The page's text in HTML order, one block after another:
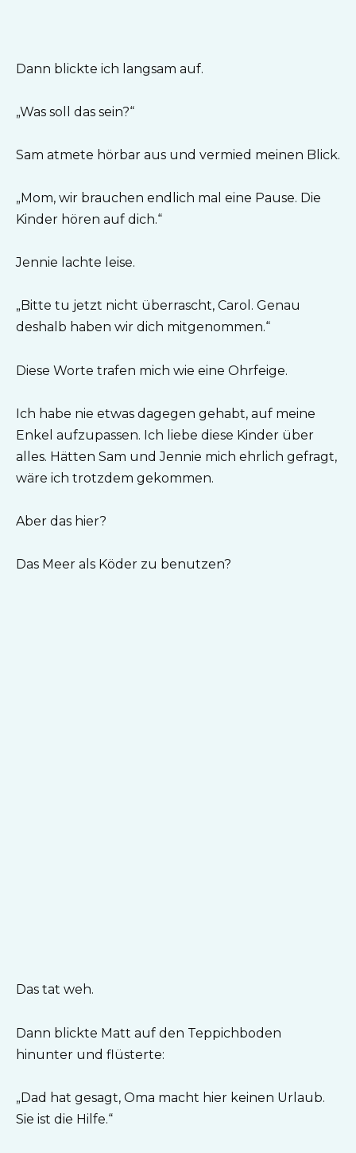
Dann blickte ich langsam auf.
„Was soll das sein?“
Sam atmete hörbar aus und vermied meinen Blick.
„Mom, wir brauchen endlich mal eine Pause. Die
Kinder hören auf dich.“
Jennie lachte leise.
„Bitte tu jetzt nicht überrascht, Carol. Genau
deshalb haben wir dich mitgenommen.“
Diese Worte trafen mich wie eine Ohrfeige.
Ich habe nie etwas dagegen gehabt, auf meine
Enkel aufzupassen. Ich liebe diese Kinder über
alles. Hätten Sam und Jennie mich ehrlich gefragt,
wäre ich trotzdem gekommen.
Aber das hier?
Das Meer als Köder zu benutzen?
Das tat weh.
Dann blickte Matt auf den Teppichboden
hinunter und flüsterte:
„Dad hat gesagt, Oma macht hier keinen Urlaub.
Sie ist die Hilfe.“